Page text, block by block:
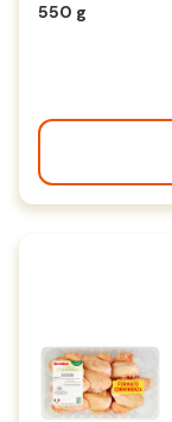
550 g